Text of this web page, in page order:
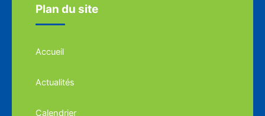
Plan du site
Accueil
Actualités
Calendrier